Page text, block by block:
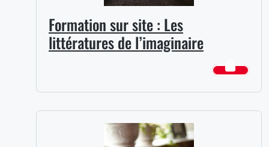
Formation sur site : Les
littératures de l’imaginaire